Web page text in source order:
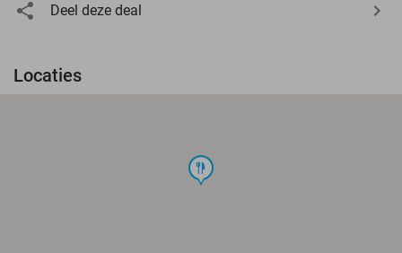
Deel deze deal
Locaties
food